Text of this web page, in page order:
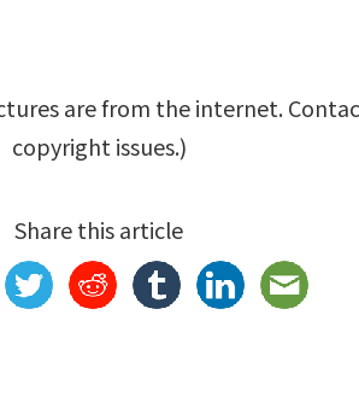
are from the internet.
copyright issues.)
Share this article